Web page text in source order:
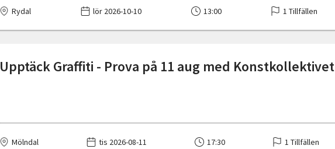
Rydal lör 2026-10-10 13:00 1 Tillfällen
Upptäck Graffiti - Prova på 11 aug med Konstkollektivet
Mölndal tis 2026-08-11 17:30 1 Tillfällen